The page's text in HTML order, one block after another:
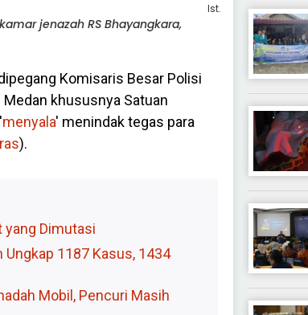
Ist.
jenazah RS Bhayangkara,
Komisaris Besar Polisi
khususnya Satuan
menyala' menindak tegas para
).
yang Dimutasi
1187 Kasus, 1434
Mobil, Pencuri Masih